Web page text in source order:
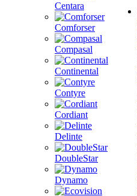
Centara
Comforser
Compasal
Continental
Contyre
Cordiant
Delinte
DoubleStar
Dynamo